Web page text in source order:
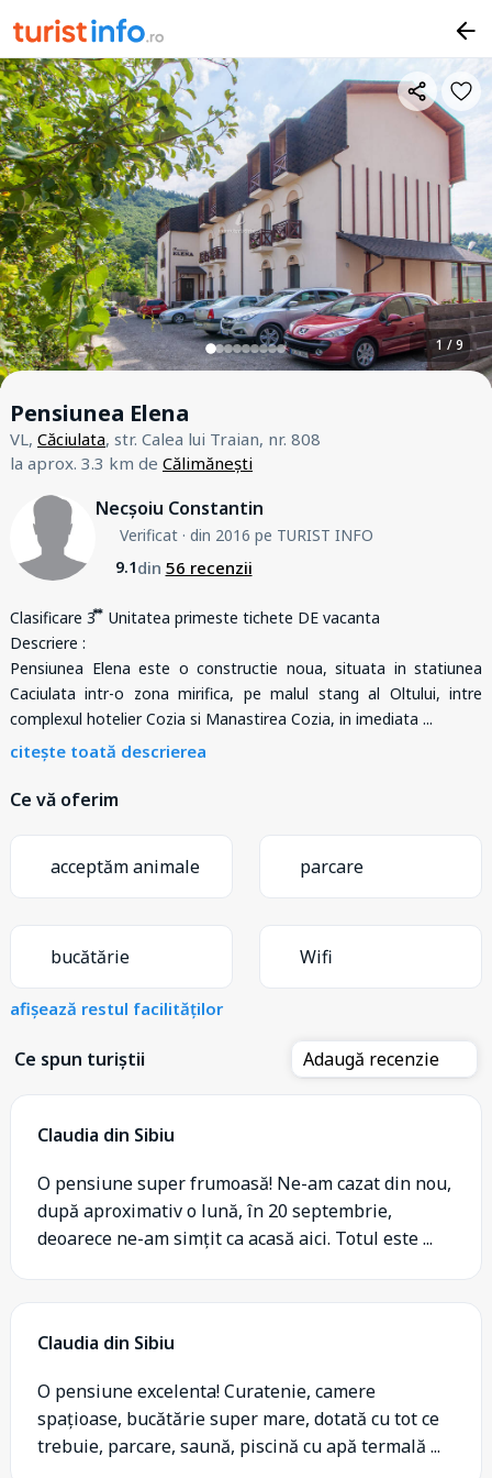
1 / 9
Pensiunea Elena
VL, Căciulata, str. Calea lui Traian, nr. 808
la aprox. 3.3 km de Călimănești
Necșoiu Constantin
Verificat· din 2016 pe TURIST INFO
9.1din 56 recenzii
Clasificare 3 ⃰ ⃰ Unitatea primeste tichete DE vacanta
Descriere :
Pensiunea Elena este o constructie noua, situata in statiunea
Caciulata intr-o zona mirifica, pe malul stang al Oltului, intre
complexul hotelier Cozia si Manastirea Cozia, in imediata ...
citește toată descrierea
Ce vă oferim
acceptăm animale parcare
bucătărie Wifi
afișează restul facilităților
Ce spun turiștii Adaugă recenzie
Claudia din Sibiu
O pensiune super frumoasă! Ne-am cazat din nou,
după aproximativ o lună, în 20 septembrie,
deoarece ne-am simțit ca acasă aici. Totul este ...
Claudia din Sibiu
O pensiune excelenta! Curatenie, camere
spațioase, bucătărie super mare, dotată cu tot ce
trebuie, parcare, saună, piscină cu apă termală ...